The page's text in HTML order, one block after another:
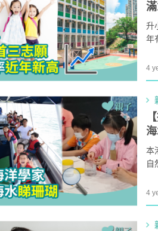
升
年
升
4
本
自
2
成
4